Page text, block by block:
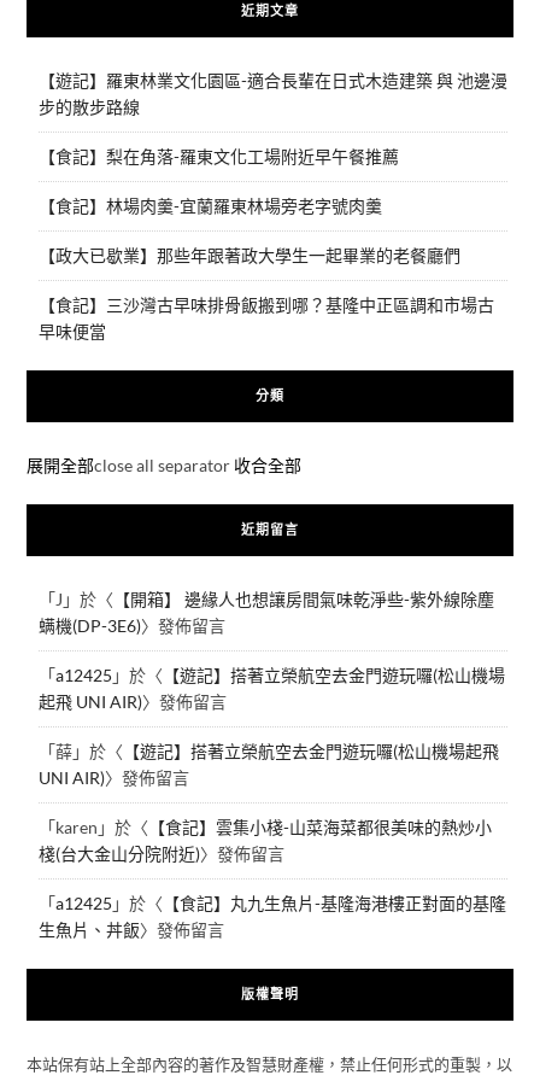
近期文章
【遊記】羅東林業文化園區-適合長輩在日式木造建築 與 池邊漫
步的散步路線
【食記】梨在角落-羅東文化工場附近早午餐推薦
【食記】林場肉羹-宜蘭羅東林場旁老字號肉羹
【政大已歇業】那些年跟著政大學生一起畢業的老餐廳們
【食記】三沙灣古早味排骨飯搬到哪？基隆中正區調和市場古
早味便當
分類
展開全部close all separator 收合全部
近期留言
「J 」於〈 【開箱】 邊緣人也想讓房間氣味乾淨些-紫外線除塵
螨機(DP-3E6)〉發佈留言
「a12425 」於〈 【遊記】搭著立榮航空去金門遊玩囉(松山機場
起飛 UNI AIR)〉發佈留言
「薛」於〈 【遊記】搭著立榮航空去金門遊玩囉(松山機場起飛
UNI AIR)〉發佈留言
「karen 」於〈 【食記】雲集小棧-山菜海菜都很美味的熱炒小
棧(台大金山分院附近)〉發佈留言
「a12425 」於〈 【食記】丸九生魚片-基隆海港樓正對面的基隆
生魚片、丼飯〉發佈留言
版權聲明
本站保有站上全部內容的著作及智慧財產權，禁止任何形式的重製，以